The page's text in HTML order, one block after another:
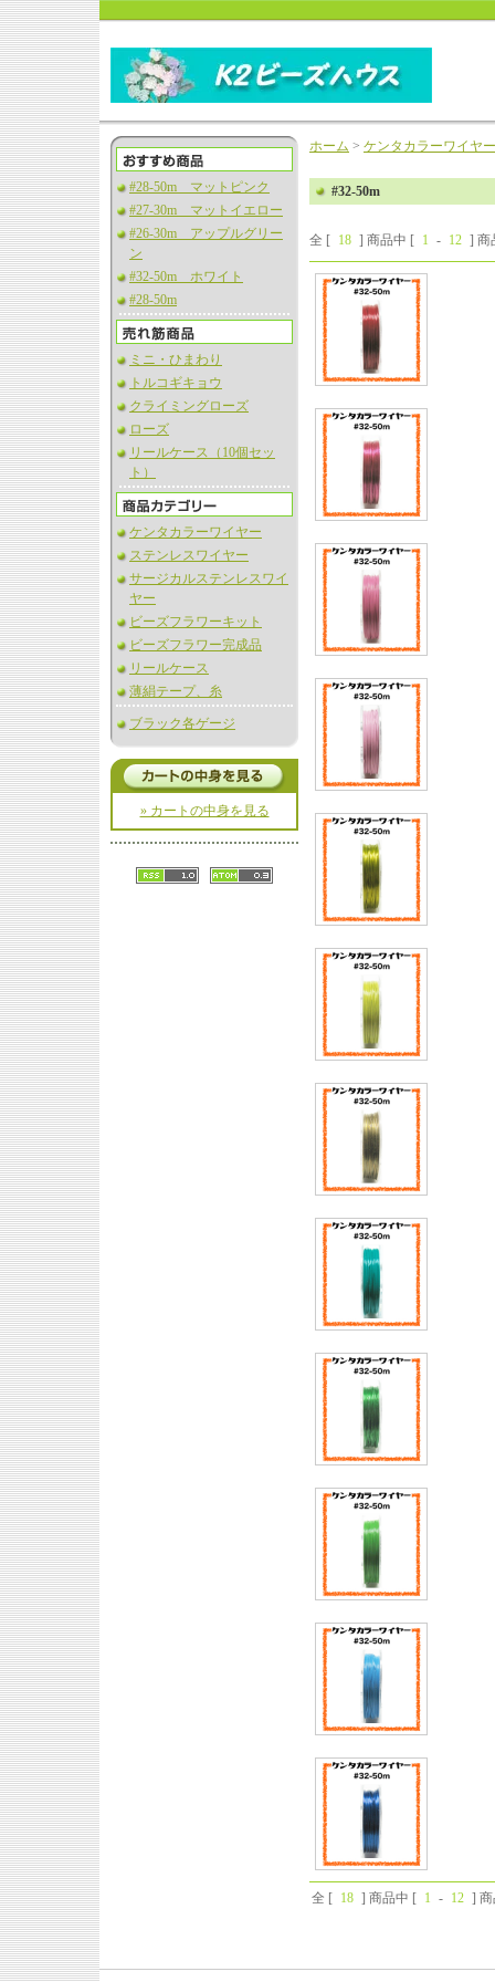
#28-50m マットピンク
#27-30m マットイエロー
#26-30m アップルグリー
ン
#32-50m ホワイト
#28-50m
ミニ・ひまわり
トルコギキョウ
クライミングローズ
ローズ
リールケース（10個セッ
ト）
ケンタカラーワイヤー
ステンレスワイヤー
サージカルステンレスワイ
ヤー
ビーズフラワーキット
ビーズフラワー完成品
リールケース
薄絹テープ、糸
ブラック各ゲージ
» カートの中身を見る
ホーム > ケンタカラーワイヤー
#32-50m
全 [ 18 ] 商品中 [ 1 - 12 ] 商
全 [ 18 ] 商品中 [ 1 - 12 ] 商